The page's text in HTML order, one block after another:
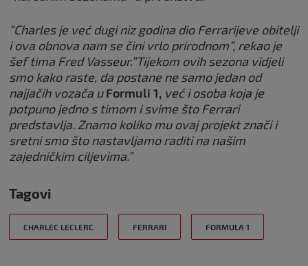
“Charles je već dugi niz godina dio Ferrarijeve obitelji
i ova obnova nam se čini vrlo prirodnom”, rekao je
šef tima Fred Vasseur.”Tijekom ovih sezona vidjeli
smo kako raste, da postane ne samo jedan od
najjačih vozača uFormuli 1, već i osoba koja je
potpuno jedno s timom i svime što Ferrari
predstavlja. Znamo koliko mu ovaj projekt znači i
sretni smo što nastavljamo raditi na našim
zajedničkim ciljevima.”
Tagovi
CHARLEC LECLERC FERRARI FORMULA 1